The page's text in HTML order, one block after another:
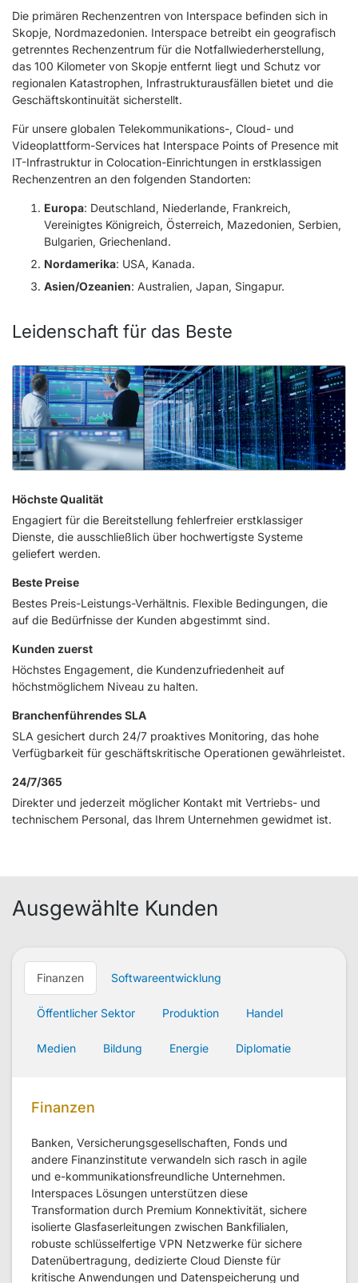
Die primären Rechenzentren von Interspace befinden sich in
Skopje, Nordmazedonien. Interspace betreibt ein geografisch
getrenntes Rechenzentrum für die Notfallwiederherstellung,
das 100 Kilometer von Skopje entfernt liegt und Schutz vor
regionalen Katastrophen, Infrastrukturausfällen bietet und die
Geschäftskontinuität sicherstellt.
Für unsere globalen Telekommunikations-, Cloud- und
Videoplattform-Services hat Interspace Points of Presence mit
IT-Infrastruktur in Colocation-Einrichtungen in erstklassigen
Rechenzentren an den folgenden Standorten:
Europa: Deutschland, Niederlande, Frankreich,
Vereinigtes Königreich, Österreich, Mazedonien, Serbien,
Bulgarien, Griechenland.
Nordamerika: USA, Kanada.
Asien/Ozeanien: Australien, Japan, Singapur.
Leidenschaft für das Beste
Höchste Qualität
Engagiert für die Bereitstellung fehlerfreier erstklassiger
Dienste, die ausschließlich über hochwertigste Systeme
geliefert werden.
Beste Preise
Bestes Preis-Leistungs-Verhältnis. Flexible Bedingungen, die
auf die Bedürfnisse der Kunden abgestimmt sind.
Kunden zuerst
Höchstes Engagement, die Kundenzufriedenheit auf
höchstmöglichem Niveau zu halten.
Branchenführendes SLA
SLA gesichert durch 24/7 proaktives Monitoring, das hohe
Verfügbarkeit für geschäftskritische Operationen gewährleistet.
24/7/365
Direkter und jederzeit möglicher Kontakt mit Vertriebs- und
technischem Personal, das Ihrem Unternehmen gewidmet ist.
Ausgewählte Kunden
Finanzen Softwareentwicklung
Öffentlicher Sektor Produktion Handel
Medien Bildung Energie Diplomatie
Finanzen
Banken, Versicherungsgesellschaften, Fonds und
andere Finanzinstitute verwandeln sich rasch in agile
und e-kommunikationsfreundliche Unternehmen.
Interspaces Lösungen unterstützen diese
Transformation durch Premium Konnektivität, sichere
isolierte Glasfaserleitungen zwischen Bankfilialen,
robuste schlüsselfertige VPN Netzwerke für sichere
Datenübertragung, dedizierte Cloud Dienste für
kritische Anwendungen und Datenspeicherung und